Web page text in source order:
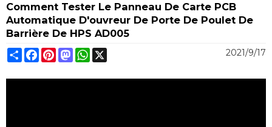
Comment Tester Le Panneau De Carte PCB
Automatique D'ouvreur De Porte De Poulet De
Barrière De HPS AD005
ShareFacebook
Pinterest
MastodonWhatsApp 2021/9/17